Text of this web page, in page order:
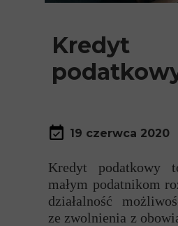
19 czerwca 2020
Kredyt podatkowy
małym podatnikom
działalność
ze zwolnienia z
Kredyt